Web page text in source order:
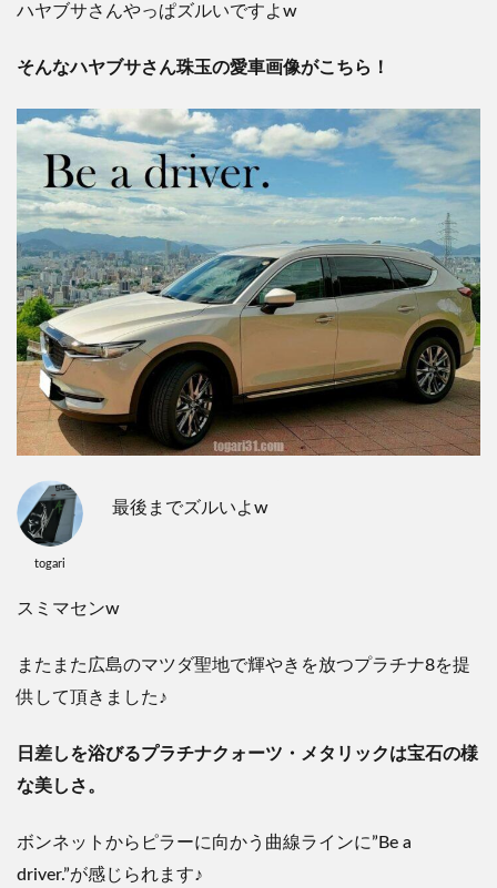
ハヤブサさんやっぱズルいですよw
そんなハヤブサさん珠玉の愛車画像がこちら！
togari
最後までズルいよw
スミマセンw
またまた広島のマツダ聖地で輝やきを放つプラチナ8を提
供して頂きました♪
日差しを浴びるプラチナクォーツ・メタリックは宝石の様
な美しさ。
ボンネットからピラーに向かう曲線ラインに”Be a
driver.”が感じられます♪